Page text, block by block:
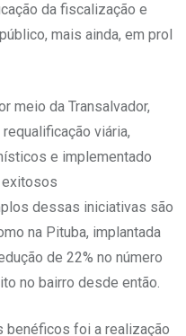
da fiscalização e
mais ainda, em prol
meio da Transalvador,
viária,
e implementado
exitosos
dessas iniciativas são
na Pituba, implantada
de 22% no número
no bairro desde então.
benéficos foi a realização